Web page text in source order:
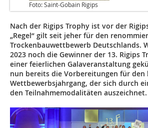
Foto: Saint-Gobain Rigips
Nach der Rigips Trophy ist vor der
„Regel“ gilt seit jeher für den
Trockenbauwettbewerb Deutschlands.
2023 noch die Gewinner der 13. Rigips
einer feierlichen Galaveranstaltung
nun bereits die Vorbereitungen für den
Wettbewerbsjahrgang, der sich durch
den Teilnahmemodalitäten auszeichnet.